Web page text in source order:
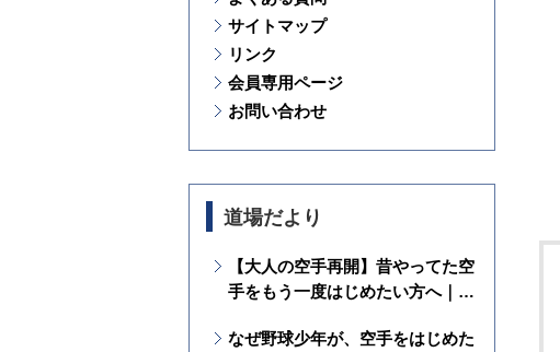
サイトマップ
リンク
会員専用ページ
お問い合わせ
道場だより
【大人の空手再開】昔やってた空
手をもう一度はじめたい方へ｜ブ
す
なぜ野球少年が、空手をはじめた